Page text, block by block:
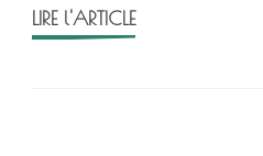
LIRE l'ARTICLE